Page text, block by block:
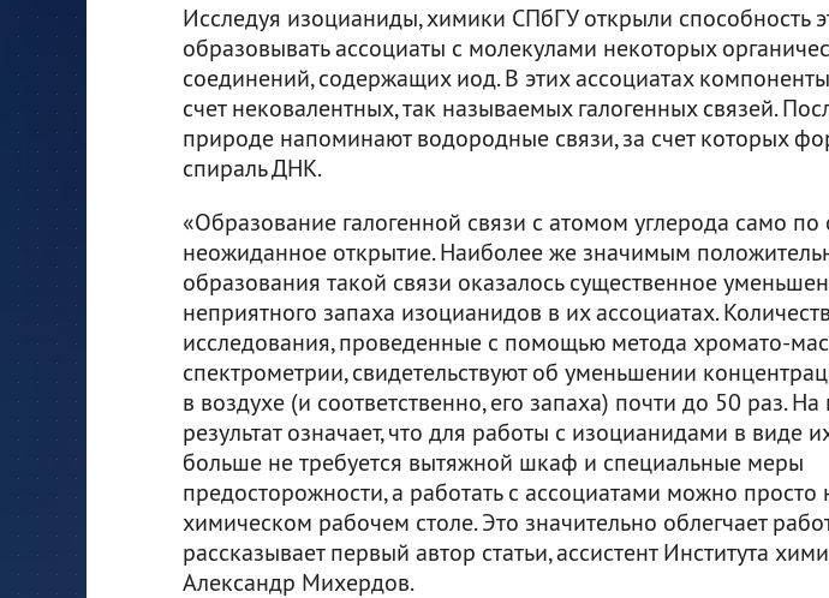
Исследуя изоцианиды, химики СПбГУ открыли способность
образовывать ассоциаты с молекулами некоторых
соединений, содержащих иод. В этих ассоциатах
счет нековалентных, так называемых галогенных связей.
природе напоминают водородные связи, за счет которых
спираль ДНК.
«Образование галогенной связи с атомом углерода само по
неожиданное открытие. Наиболее же значимым
образования такой связи оказалось существенное
неприятного запаха изоцианидов в их ассоциатах.
исследования, проведенные с помощью метода хромато-
спектрометрии, свидетельствуют об уменьшении
в воздухе (и соответственно, его запаха) почти до 50 раз. На
результат означает, что для работы с изоцианидами в виде
больше не требуется вытяжной шкаф и специальные меры
предосторожности, а работать с ассоциатами можно
химическом рабочем столе. Это значительно облегчает
рассказывает первый автор статьи, ассистент Института
Александр Михердов.